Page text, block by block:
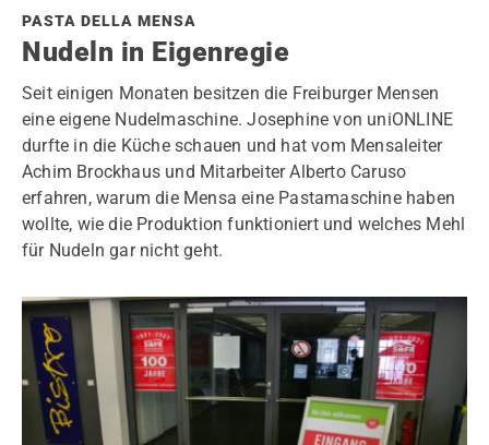
PASTA DELLA MENSA
Nudeln in Eigenregie
Seit einigen Monaten besitzen die Freiburger Mensen
eine eigene Nudelmaschine. Josephine von uniONLINE
durfte in die Küche schauen und hat vom Mensaleiter
Achim Brockhaus und Mitarbeiter Alberto Caruso
erfahren, warum die Mensa eine Pastamaschine haben
wollte, wie die Produktion funktioniert und welches Mehl
für Nudeln gar nicht geht.